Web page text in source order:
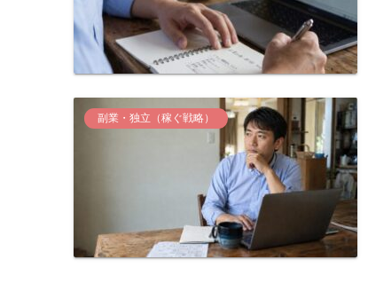
副業・独立（稼ぐ戦略）